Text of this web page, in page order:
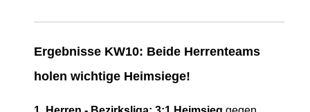
Ergebnisse KW10: Beide Herrenteams
holen wichtige Heimsiege!